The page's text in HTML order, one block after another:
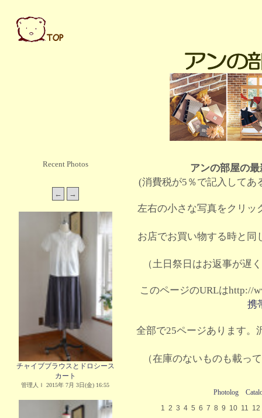
Recent Photos
チャイブブラウスとドロシース
カート
管理人Ｉ 2015年 7月 3日(金) 16:55
アンの部屋の
(消費税が5％で記入してあ
左右の小さな写真をクリッ
お店でお買い物する時と同
（土日祭日はお返事が遅
このページのURLはhttp://
携
全部で25ページあります。
（在庫のないものも載っ
Photolog
1 2 3 4 5 6 7 8 9 10 11 12